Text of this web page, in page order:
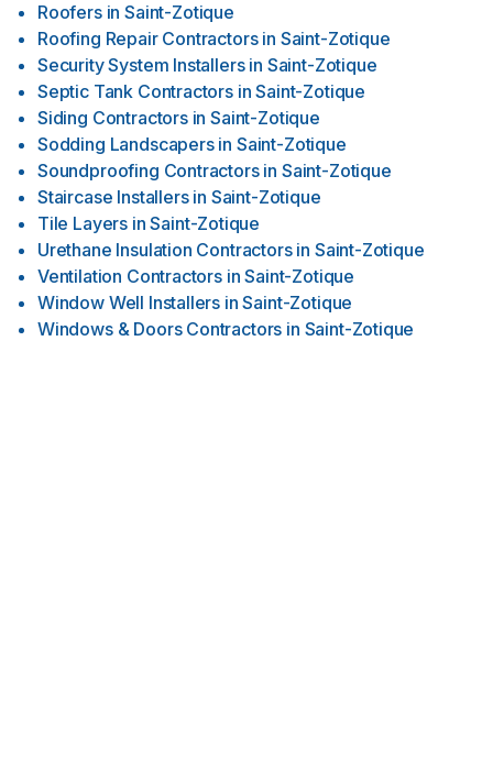
Roofers in Saint-Zotique
Roofing Repair Contractors in Saint-Zotique
Security System Installers in Saint-Zotique
Septic Tank Contractors in Saint-Zotique
Siding Contractors in Saint-Zotique
Sodding Landscapers in Saint-Zotique
Soundproofing Contractors in Saint-Zotique
Staircase Installers in Saint-Zotique
Tile Layers in Saint-Zotique
Urethane Insulation Contractors in Saint-Zotique
Ventilation Contractors in Saint-Zotique
Window Well Installers in Saint-Zotique
Windows & Doors Contractors in Saint-Zotique